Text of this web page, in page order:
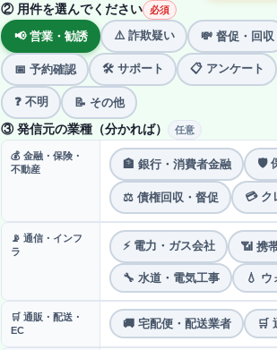
② 用件を選んでください 必須
📢 営業・勧誘 ⚠️ 詐欺疑い 💸 督促・回収
📅 予約確認 🛠 サポート 📋 アンケート
❓ 不明 📝 その他
③ 発信元の業種（分かれば） 任意
💰 金融・保険・
不動産
🏦 銀行・消費者金融 🛡
⚖️ 債権回収・督促 💳 ク
📡 通信・インフ
ラ
⚡ 電力・ガス会社 📶 携
🔧 水道・電気工事 💧 ウ
🛒 通販・配送・
EC
🚚 宅配便・配送業者 🛒